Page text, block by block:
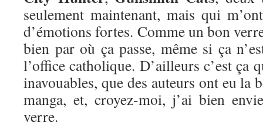
seulement maintenant, mais qui
d’émotions fortes. Comme un bon
bien par où ça passe, même si ça
l’office catholique. D’ailleurs c’est ça
inavouables, que des auteurs ont eu la
manga, et, croyez-moi, j’ai bien
verre.